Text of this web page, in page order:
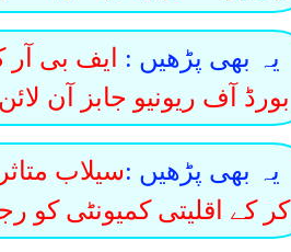
یہ بھی پڑھیں :
بورڈ آف ریونیو جابز آن
یہ بھی پڑھیں :سیلاب
کر کے اقلیتی کمیونٹی کو